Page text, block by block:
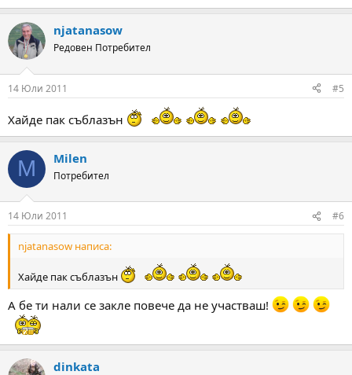
njatanasow
Редовен Потребител
14 Юли 2011 #5
Хайде пак съблазън
M Milen
Потребител
14 Юли 2011 #6
njatanasow написа:
Хайде пак съблазън
А бе ти нали се закле повече да не участваш!
dinkata